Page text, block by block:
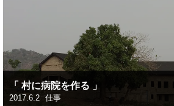
「 村に病院を作る 」
2017.6.2 仕事